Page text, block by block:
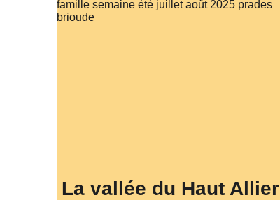
La vallée du Haut Allier